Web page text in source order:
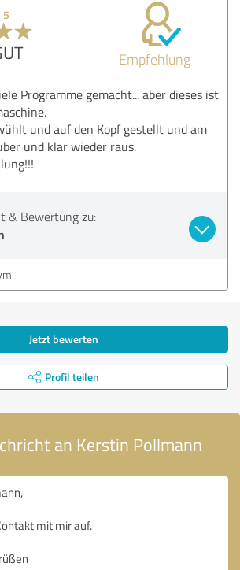
5
Empfehlung
Programme gemacht... aber dieses ist
und auf den Kopf gestellt und am
und klar wieder raus.
& Bewertung zu:
Jetzt bewerten
Profil teilen
an Kerstin Pollmann